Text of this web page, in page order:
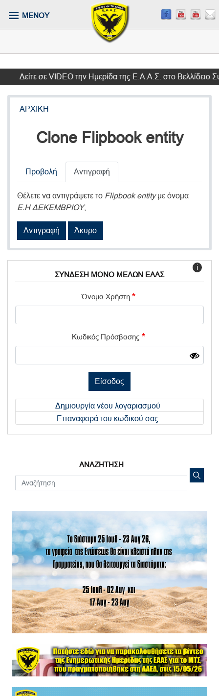
Παράκαμψη
προς
το
κυρίως
περιεχόμενο
ΜΕΝΟΥ
Δείτε σε VIDEO την Ημερίδα της Ε.Α.Α.Σ. στο Βελλίδειο
ΑΡΧΙΚΗ
Clone Flipbook entity
Primary
tabs
Προβολή Αντιγραφή
Θέλετε να αντιγράψετε το Flipbook entityμε όνομα
Ε.Η ΔΕΚΕΜΒΡΙΟΥ;
Αντιγραφή Άκυρο
i
ΣΥΝΔΕΣΗ ΜΟΝΟ ΜΕΛΩΝ ΕΑΑΣ
Όνομα Χρήστη
Κωδικός Πρόσβασης
Είσοδος
Δημιουργία νέου λογαριασμού
Επαναφορά του κωδικού σας
ΑΝΑΖΗΤΗΣΗ